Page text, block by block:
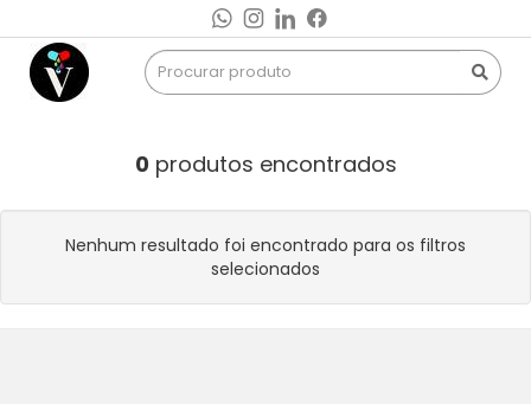
0 produtos encontrados
Nenhum resultado foi encontrado para os filtros
selecionados